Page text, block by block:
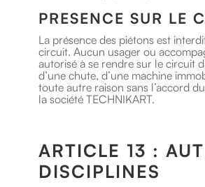
PRESENCE SUR LE
La présence des piétons est
circuit. Aucun usager ou
autorisé à se rendre sur le circuit
d’une chute, d’une machine
toute autre raison sans l’accord
la société TECHNIKART.
ARTICLE 13 :
DISCIPLINES